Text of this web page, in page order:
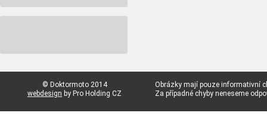
© Doktormoto 2014
webdesign by Pro Holding CZ
Obrázky mají pouze informativní
Za případné chyby neneseme